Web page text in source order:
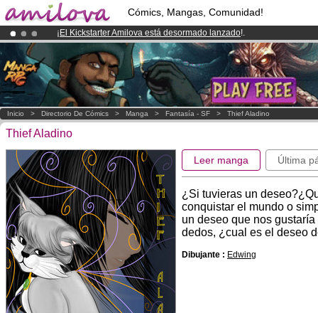
Cómics, Mangas, Comunidad!
¡ El Kickstarter Amilova está desormado lanzado!.
¡Ya tenemos 100000miembrosy 1000Cómics y Mangas!.
¡Conviertete en Premium por3.95 euros al mes!Hazte Premium ya
Inicio > Directorio De Cómics > Manga > Fantasía - SF > Thief Aladino
Thief Aladino
Leer manga Última
¿Si tuvieras un
conquistar el mundo o
un deseo que nos
dedos, ¿cual es el deseo
Dibujante : Edwing